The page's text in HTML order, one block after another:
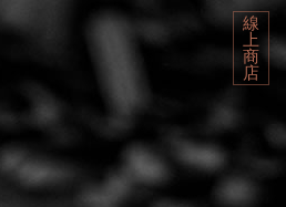
線
上
商
店